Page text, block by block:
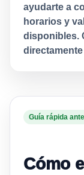
ayudarte a
horarios y
disponibles.
Guía rápida
Cómo